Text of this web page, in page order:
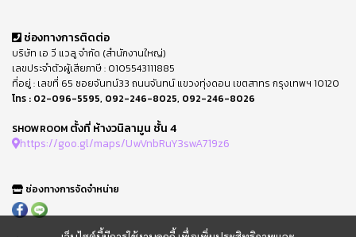
ช่องทางการติดต่อ
บริษัท เอ วี แวลู จำกัด (สำนักงานใหญ่)
เลขประจำตัวผู้เสียภาษี : 0105543111885
ที่อยู่ : เลขที่ 65 ซอยจันทน์33 ถนนจันทน์ แขวงทุ่งดอน เขตสาทร กรุงเทพฯ 10120
โทร : 02-096-5595, 092-246-8025, 092-246-8026
SHOWROOM ตั้งที่ ห้างวนิลามูน ชั้น 4
https://goo.gl/maps/UwVnbRuY3swA719z6
ช่องทางการจัดจำหน่าย